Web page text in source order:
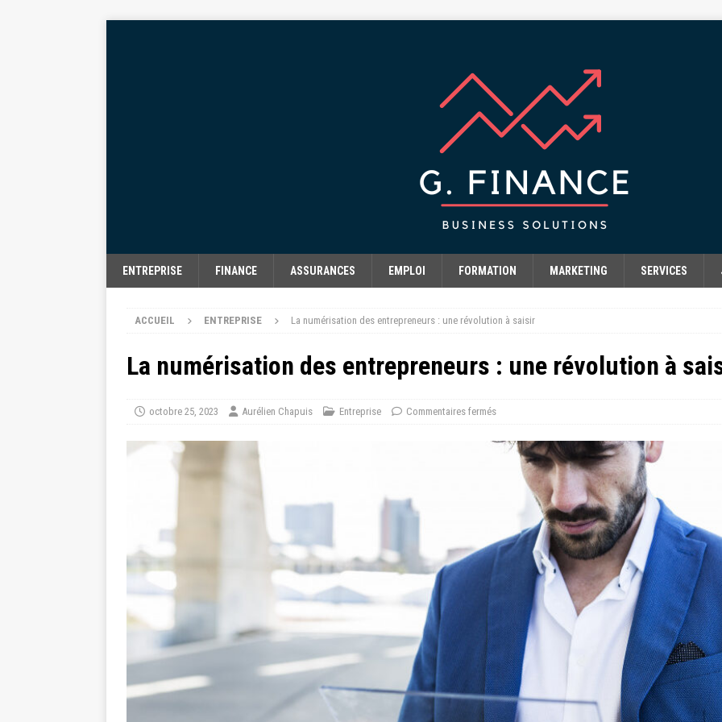
ENTREPRISE FINANCE ASSURANCES EMPLOI FORMATION MARKETING SERVICES
ACCUEIL ENTREPRISE La numérisation des entrepreneurs : une révolution à saisir
La numérisation des entrepreneurs : une révolution à
octobre 25, 2023 Aurélien Chapuis Entreprise Commentaires fermés